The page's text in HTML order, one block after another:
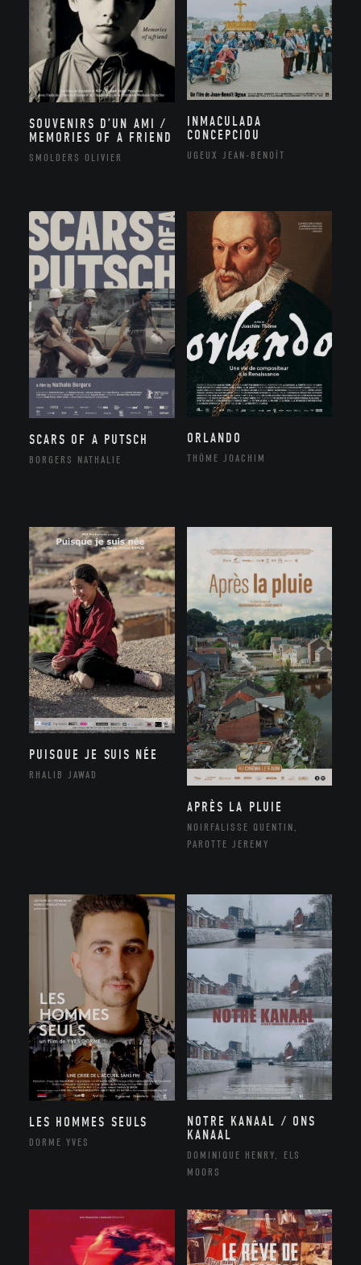
SOUVENIRS D’UN AMI /
MEMORIES OF A FRIEND
SMOLDERS OLIVIER
INMACULADA
CONCEPCIOU
UGEUX JEAN-BENOÎT
SCARS OF A PUTSCH
BORGERS NATHALIE
ORLANDO
THÔME JOACHIM
PUISQUE JE SUIS NÉE
RHALIB JAWAD
APRÈS LA PLUIE
NOIRFALISSE QUENTIN,
PAROTTE JEREMY
LES HOMMES SEULS
DORME YVES
NOTRE KANAAL / ONS
KANAAL
DOMINIQUE HENRY, ELS
MOORS